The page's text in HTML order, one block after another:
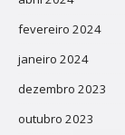
fevereiro 2024
janeiro 2024
dezembro 2023
outubro 2023